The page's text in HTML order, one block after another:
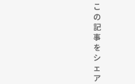
こ
の
記
事
を
シ
ェ
ア